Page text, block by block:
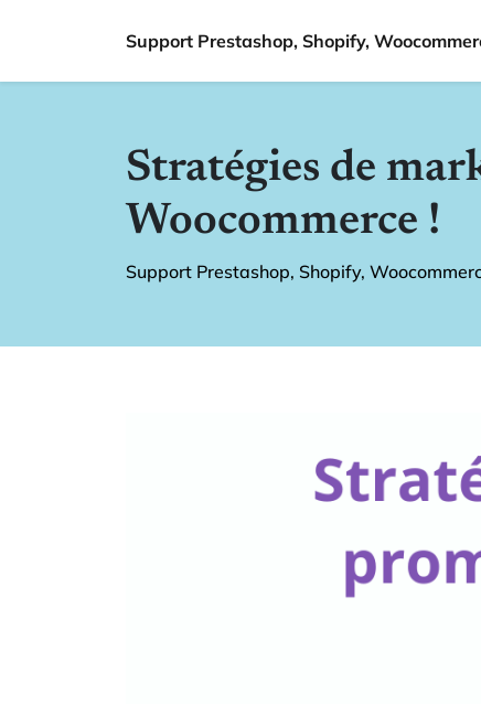
Support Prestashop, Shopify,
Stratégies de
Woocommerce !
Support Prestashop, Shopify,